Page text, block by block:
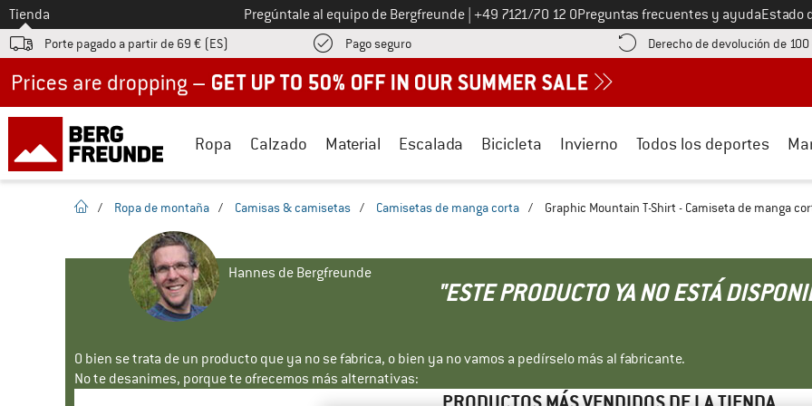
A la
Tienda Pregúntale al equipo de Bergfreunde Llámenos al
+49 7121/70 12 0Preguntas frecuentes y ayudaEstado
Porte pagado a partir de 69 € (ES) Pago seguro¡encuentre información sobre el pago aquí! Se abre en una ventana de
Derecho de devolución de
Ropa Calzado Material Escalada Bicicleta Invierno Todos los deportes
la pagina de inicio
/ Ropa de montaña / Camisas & camisetas / Camisetas de manga corta / Graphic Mountain T-Shirt - Camiseta de manga
Hannes de Bergfreunde
"ESTE PRODUCTO YA NO ESTÁ
O bien se trata de un producto que ya no se fabrica, o bien ya no vamos a pedírselo más al fabricante.
No te desanimes, porque te ofrecemos más alternativas: